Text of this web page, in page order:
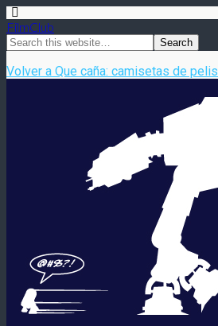
FilmClub
Volver a Que caña: camisetas de pelis